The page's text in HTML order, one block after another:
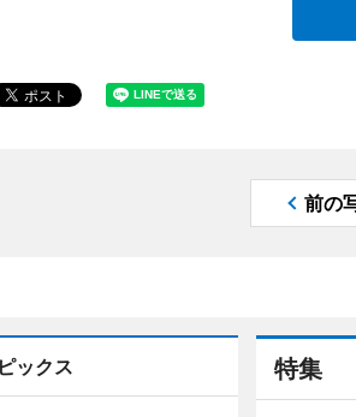
前の
特集
ックス